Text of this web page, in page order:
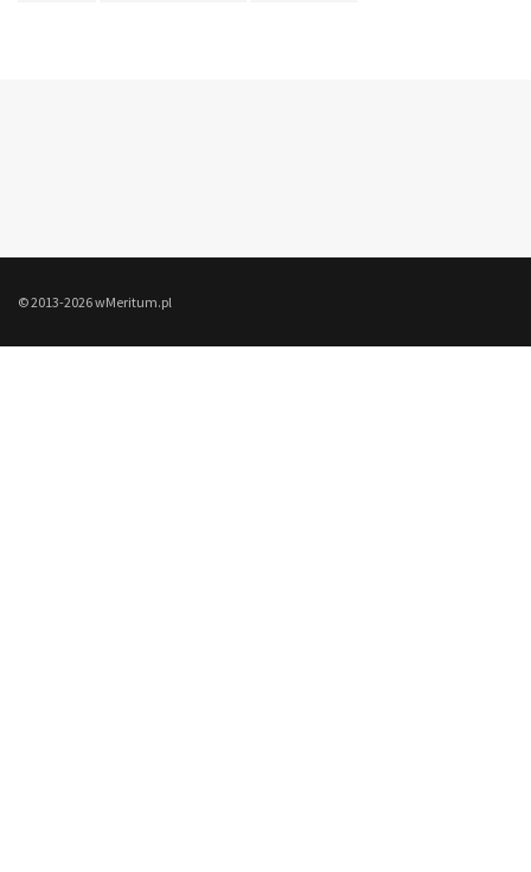
© 2013-2026 wMeritum.pl